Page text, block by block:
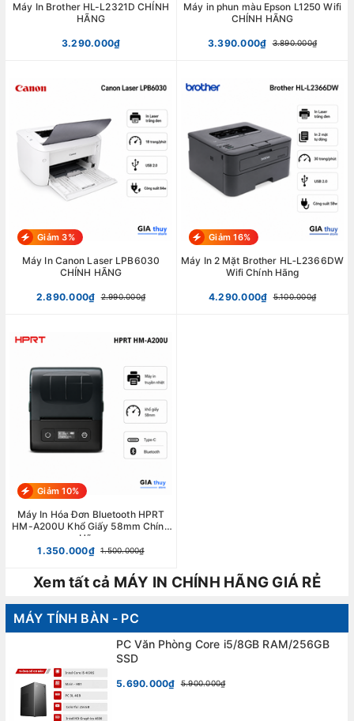
Máy In Brother HL-L2321D CHÍNH
HÃNG
3.290.000₫
Máy in phun màu Epson L1250 Wifi
CHÍNH HÃNG
3.390.000₫ 3.890.000₫
Giảm 3%
Máy In Canon Laser LPB6030
CHÍNH HÃNG
2.890.000₫ 2.990.000₫
Giảm 16%
Máy In 2 Mặt Brother HL‑L2366DW
Wifi Chính Hãng
4.290.000₫ 5.100.000₫
Giảm 10%
Máy In Hóa Đơn Bluetooth HPRT
HM-A200U Khổ Giấy 58mm Chính
Hãng
1.350.000₫
1.500.000₫
Xem tất cả MÁY IN CHÍNH HÃNG GIÁ RẺ
MÁY TÍNH BÀN - PC
PC Văn Phòng Core i5/8GB RAM/256GB
SSD
5.690.000₫ 5.900.000₫